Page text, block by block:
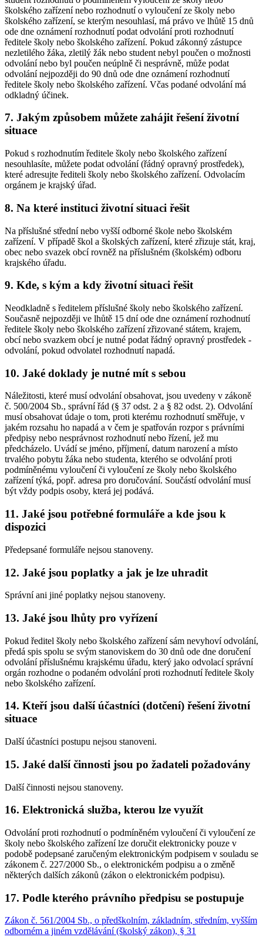
školského zařízení nebo rozhodnutí o vyloučení ze školy nebo
školského zařízení, se kterým nesouhlasí, má právo ve lhůtě 15 dnů
ode dne oznámení rozhodnutí podat odvolání proti rozhodnutí
ředitele školy nebo školského zařízení. Pokud zákonný zástupce
nezletilého žáka, zletilý žák nebo student nebyl poučen o možnosti
odvolání nebo byl poučen neúplně či nesprávně, může podat
odvolání nejpozději do 90 dnů ode dne oznámení rozhodnutí
ředitele školy nebo školského zařízení. Včas podané odvolání má
odkladný účinek.
7. Jakým způsobem můžete zahájit řešení životní
situace
Pokud s rozhodnutím ředitele školy nebo školského zařízení
nesouhlasíte, můžete podat odvolání (řádný opravný prostředek),
které adresujte řediteli školy nebo školského zařízení. Odvolacím
orgánem je krajský úřad.
8. Na které instituci životní situaci řešit
Na příslušné střední nebo vyšší odborné škole nebo školském
zařízení. V případě škol a školských zařízení, které zřizuje stát, kraj,
obec nebo svazek obcí rovněž na příslušném (školském) odboru
krajského úřadu.
9. Kde, s kým a kdy životní situaci řešit
Neodkladně s ředitelem příslušné školy nebo školského zařízení.
Současně nejpozději ve lhůtě 15 dní ode dne oznámení rozhodnutí
ředitele školy nebo školského zařízení zřizované státem, krajem,
obcí nebo svazkem obcí je nutné podat řádný opravný prostředek -
odvolání, pokud odvolatel rozhodnutí napadá.
10. Jaké doklady je nutné mít s sebou
Náležitosti, které musí odvolání obsahovat, jsou uvedeny v zákoně
č. 500/2004 Sb., správní řád (§ 37 odst. 2 a § 82 odst. 2). Odvolání
musí obsahovat údaje o tom, proti kterému rozhodnutí směřuje, v
jakém rozsahu ho napadá a v čem je spatřován rozpor s právními
předpisy nebo nesprávnost rozhodnutí nebo řízení, jež mu
předcházelo. Uvádí se jméno, příjmení, datum narození a místo
trvalého pobytu žáka nebo studenta, kterého se odvolání proti
podmíněnému vyloučení či vyloučení ze školy nebo školského
zařízení týká, popř. adresa pro doručování. Součástí odvolání musí
být vždy podpis osoby, která jej podává.
11. Jaké jsou potřebné formuláře a kde jsou k
dispozici
Předepsané formuláře nejsou stanoveny.
12. Jaké jsou poplatky a jak je lze uhradit
Správní ani jiné poplatky nejsou stanoveny.
13. Jaké jsou lhůty pro vyřízení
Pokud ředitel školy nebo školského zařízení sám nevyhoví odvolání,
předá spis spolu se svým stanoviskem do 30 dnů ode dne doručení
odvolání příslušnému krajskému úřadu, který jako odvolací správní
orgán rozhodne o podaném odvolání proti rozhodnutí ředitele školy
nebo školského zařízení.
14. Kteří jsou další účastníci (dotčení) řešení životní
situace
Další účastníci postupu nejsou stanoveni.
15. Jaké další činnosti jsou po žadateli požadovány
Další činnosti nejsou stanoveny.
16. Elektronická služba, kterou lze využít
Odvolání proti rozhodnutí o podmíněném vyloučení či vyloučení ze
školy nebo školského zařízení lze doručit elektronicky pouze v
podobě podepsané zaručeným elektronickým podpisem v souladu se
zákonem č. 227/2000 Sb., o elektronickém podpisu a o změně
některých dalších zákonů (zákon o elektronickém podpisu).
17. Podle kterého právního předpisu se postupuje
Zákon č. 561/2004 Sb., o předškolním, základním, středním, vyšším
odborném a jiném vzdělávání (školský zákon), § 31